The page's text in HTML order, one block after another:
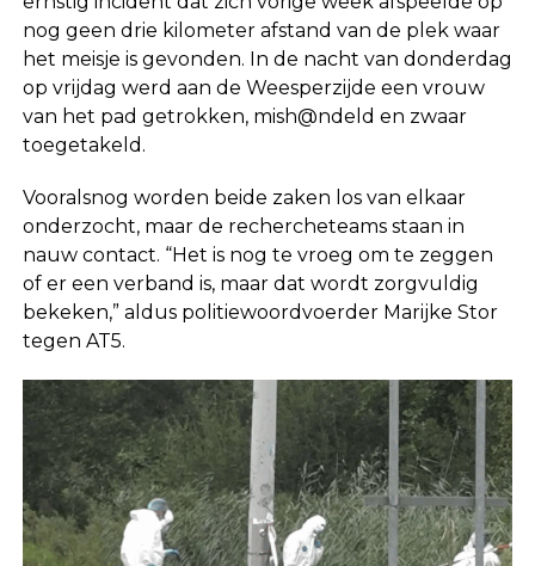
nog geen drie kilometer afstand van de plek waar
het meisje is gevonden. In de nacht van donderdag
op vrijdag werd aan de Weesperzijde een vrouw
van het pad getrokken, mish@ndeld en zwaar
toegetakeld.
Vooralsnog worden beide zaken los van elkaar
onderzocht, maar de rechercheteams staan in
nauw contact. “Het is nog te vroeg om te zeggen
of er een verband is, maar dat wordt zorgvuldig
bekeken,” aldus politiewoordvoerder Marijke Stor
tegen AT5.